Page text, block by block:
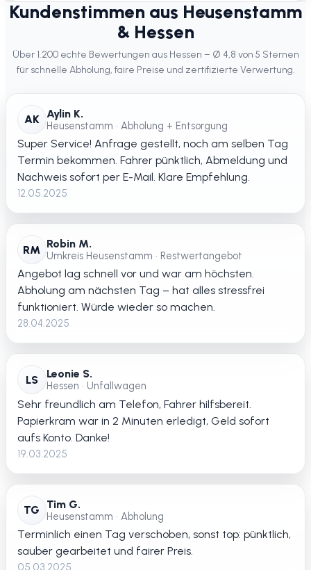
Kundenstimmen aus Heusenstamm
& Hessen
Über 1.200 echte Bewertungen aus Hessen – Ø 4,8 von 5 Sternen
für schnelle Abholung, faire Preise und zertifizierte Verwertung.
AK Aylin K.
Heusenstamm • Abholung + Entsorgung
Super Service! Anfrage gestellt, noch am selben Tag
Termin bekommen. Fahrer pünktlich, Abmeldung und
Nachweis sofort per E-Mail. Klare Empfehlung.
12.05.2025
RM Robin M.
Umkreis Heusenstamm • Restwertangebot
Angebot lag schnell vor und war am höchsten.
Abholung am nächsten Tag – hat alles stressfrei
funktioniert. Würde wieder so machen.
28.04.2025
LS Leonie S.
Hessen • Unfallwagen
Sehr freundlich am Telefon, Fahrer hilfsbereit.
Papierkram war in 2 Minuten erledigt, Geld sofort
aufs Konto. Danke!
19.03.2025
TG Tim G.
Heusenstamm • Abholung
Terminlich einen Tag verschoben, sonst top: pünktlich,
sauber gearbeitet und fairer Preis.
05.03.2025